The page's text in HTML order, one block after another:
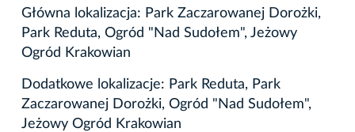
Główna lokalizacja: Park Zaczarowanej Dorożki,
Park Reduta, Ogród "Nad Sudołem", Jeżowy
Ogród Krakowian
Dodatkowe lokalizacje: Park Reduta, Park
Zaczarowanej Dorożki, Ogród "Nad Sudołem",
Jeżowy Ogród Krakowian